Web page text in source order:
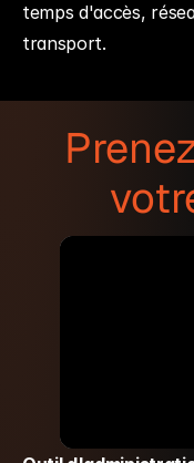
temps d'accès,
transport.